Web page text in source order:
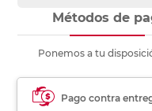
Métodos de
Ponemos a tu
Pago contra